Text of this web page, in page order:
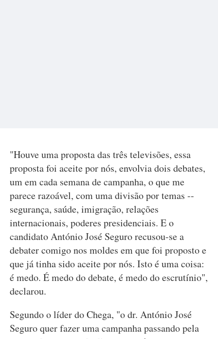
"Houve uma proposta das três televisões, essa
proposta foi aceite por nós, envolvia dois debates,
um em cada semana de campanha, o que me
parece razoável, com uma divisão por temas --
segurança, saúde, imigração, relações
internacionais, poderes presidenciais. E o
candidato António José Seguro recusou-se a
debater comigo nos moldes em que foi proposto e
que já tinha sido aceite por nós. Isto é uma coisa:
é medo. É medo do debate, é medo do escrutínio",
declarou.
Segundo o líder do Chega, "o dr. António José
Seguro quer fazer uma campanha passando pela